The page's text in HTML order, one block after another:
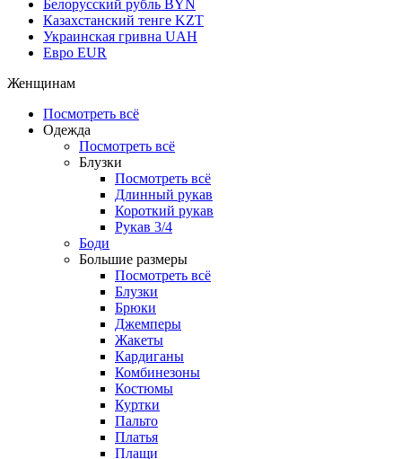
Белорусский рубль BYN
Казахстанский тенге KZT
Украинская гривна UAH
Евро EUR
Женщинам
Посмотреть всё
Одежда
Посмотреть всё
Блузки
Посмотреть всё
Длинный рукав
Короткий рукав
Рукав 3/4
Боди
Большие размеры
Посмотреть всё
Блузки
Брюки
Джемперы
Жакеты
Кардиганы
Комбинезоны
Костюмы
Куртки
Пальто
Платья
Плащи